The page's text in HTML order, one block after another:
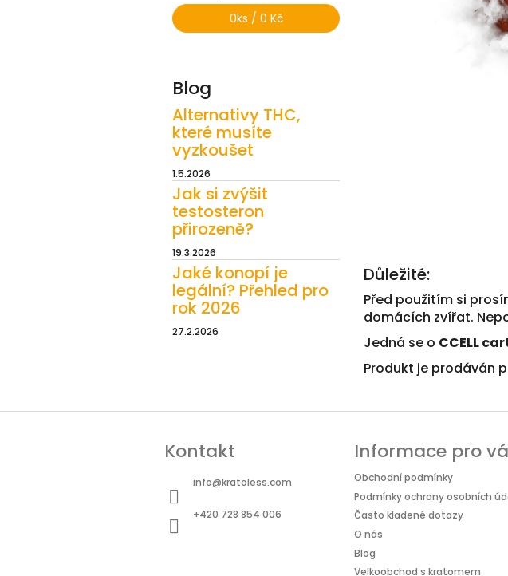
0ks / 0 Kč
Blog
Alternativy THC,
které musíte
vyzkoušet
1.5.2026
Jak si zvýšit
testosteron
přirozeně?
19.3.2026
Jaké konopí je
legální? Přehled pro
rok 2026
27.2.2026
Důležité:
Před použitím si
domácích zvířat.
Jedná se o CCELL
Produkt je prodáván
Kontakt
info@kratoless.com
+420 728 854 006
Informace pro
Obchodní podmínky
Podmínky ochrany osobních
Často kladené dotazy
O nás
Blog
Velkoobchod s kratomem